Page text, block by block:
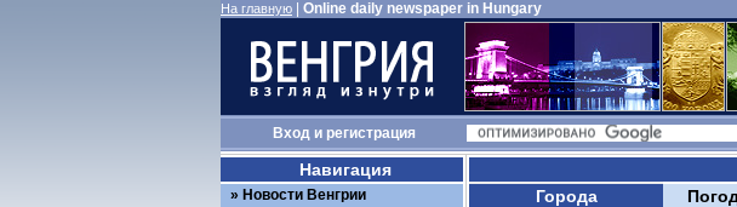
На главную Online daily newspaper in Hungary
Входи регистрация
Города
Навигация
Новости Венгрии